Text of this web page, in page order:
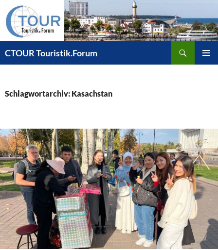
Zum
Inhalt
springen
CTOUR Touristik.Forum
Schlagwortarchiv: Kasachstan